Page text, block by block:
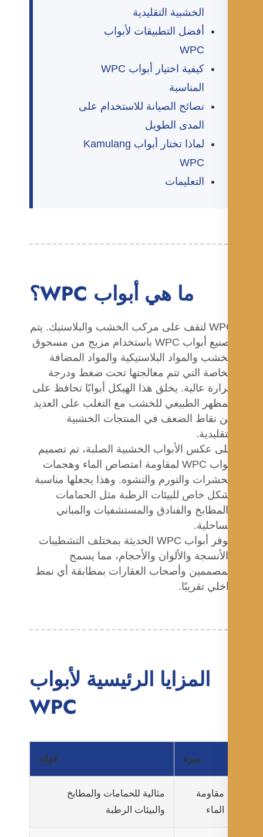
الخشبية التقليدية
أفضل التطبيقات لأبواب
كيفية اختيار أبواب WPC
نصائح الصيانة للاستخدام على
المدى الطويل
لماذا تختار أبواب Kamulang
التعليمات
ما هي أبواب WPC؟
WPC لتقف على مركب الخشب والبلاستيك. يتم
تصنيع أبواب WPC باستخدام مزيج من مسحوق
والمواد البلاستيكية والمواد المضافة
التي تتم معالجتها تحت ضغط ودرجة
عالية. يخلق هذا الهيكل أبوابًا تحافظ على
الطبيعي للخشب مع التغلب على العديد
نقاط الضعف في المنتجات الخشبية
عكس الأبواب الخشبية الصلبة، تم تصميم
أبواب WPC لمقاومة امتصاص الماء وهجمات
والتورم والتشوه. وهذا يجعلها مناسبة
خاص للبيئات الرطبة مثل الحمامات
والفنادق والمستشفيات والمباني
تتوفر أبواب WPC الحديثة بمختلف التشطيبات
والألوان والأحجام، مما يسمح
وأصحاب العقارات بمطابقة أي نمط
تقريبًا.
المزايا الرئيسية لأبواب
WPC
مثالية للحمامات والمطابخ
والبيئات الرطبة